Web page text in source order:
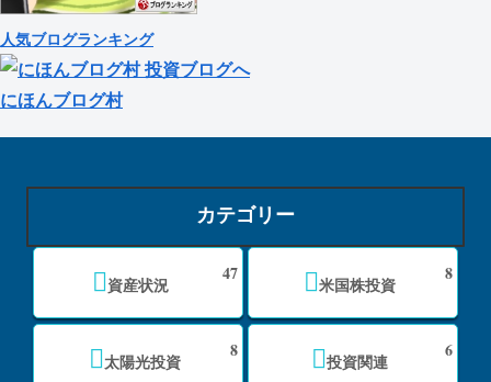
人気ブログランキング
にほんブログ村
カテゴリー
資産状況
47
米国株投資
8
太陽光投資
8
投資関連
6